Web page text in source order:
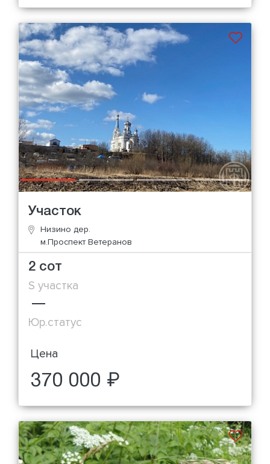
Участок
Низино дер.
м.Проспект Ветеранов
2 сот
S участка
—
Юр.статус
Цена
370 000 ₽